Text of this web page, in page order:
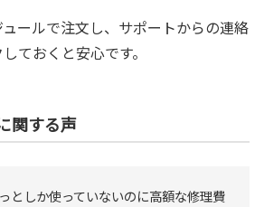
ールで注文し、サポートからの連絡
ておくと安心です。
関する声
としか使っていないのに高額な修理費